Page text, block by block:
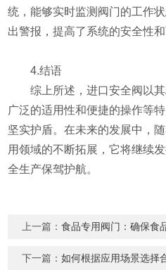
统，能够实时监测阀门的工作
出警报，提高了系统的安全性和
4.结语
综上所述，进口安全阀以其
广泛的适用性和便捷的操作等
坚实护盾。在未来的发展中，
用领域的不断拓展，它将继续
全生产保驾护航。
上一篇：食品专用阀门：确保食
下一篇：如何根据应用场景选择